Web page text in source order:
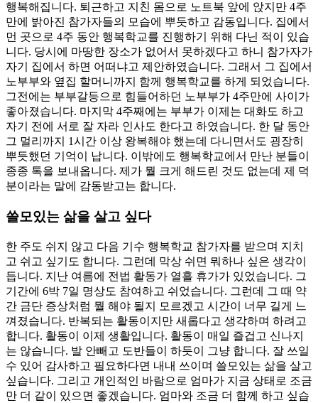
행복해집니다. 퇴근하고 지친 몸으로 노트북 앞에 앉지만 4주
만에 밝아진 참가자들의 모습에 뿌듯하고 감동입니다. 집에서
먼 곳으로 4주 동안 행복학교를 진행하기 위해 다닌 적이 있습
니다. 당시에 마땅한 장소가 없어서 못하겠다고 하니 참가자가
자기 집에서 하면 어떠냐고 제안하였습니다. 그래서 그 집에서
노부부와 옆집 할머니까지 함께 행복학교를 하게 되었습니다.
그전에는 부부갈등으로 힘들어하던 노부부가 4주만에 사이가
좋아졌습니다. 마지막 4주째에는 부부가 이제는 대화도 하고
자기 전에 서로 잘 자라 인사도 한다고 하였습니다. 한 달 동안
그 멀리까지 1시간 이상 왕복해야 했는데 다니면서도 굉장히
뿌듯했던 기억이 납니다. 이밖에도 행복학교에서 만난 분들이
종종 톡을 보내옵니다. 제가 뭘 크게 해드린 것도 없는데 제 덕
분이라는 말에 감동받고는 합니다.
쓸모있는 삶을 살고 싶다
한 주도 쉬지 않고 다음 기수 행복학교 참가자를 받으며 지치
고 쉬고 싶기도 합니다. 그런데 막상 쉬면 뭐하나 싶은 생각이
듭니다. 지난 여름에 전법 활동가 열흘 휴가가 있었습니다. 그
기간에 6박 7일 명상도 참여하고 쉬었습니다. 그런데 그 때 약
간 금단 증상처럼 뭘 해야 될지 모르겠고 시간이 너무 길게 느
껴졌습니다. 반복되는 활동이지만 새롭다고 생각하며 하려고
합니다. 활동이 이제 생활입니다. 활동이 매일 즐겁고 신나지
는 않습니다. 발 안빼고 도반들이 하듯이 그냥 합니다. 잘 쓰일
수 있어 감사하고 필요하다면 내내 쓰이며 쓸모있는 삶을 살고
싶습니다. 그리고 개인적인 바람으로 엄마가 지금 상태로 조금
만 더 같이 있으면 좋겠습니다. 엄마와 조금 더 함께 하고 싶습